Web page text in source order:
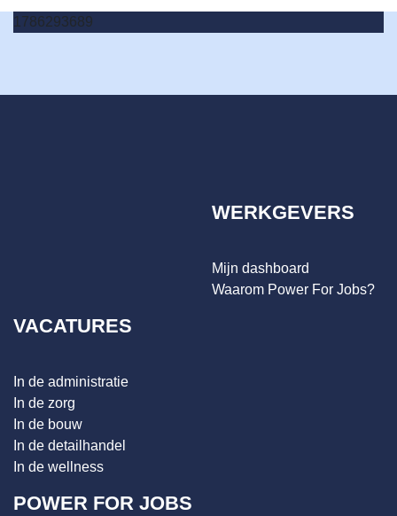
1786293689
WERKGEVERS
Mijn dashboard
Waarom Power For Jobs?
VACATURES
In de administratie
In de zorg
In de bouw
In de detailhandel
In de wellness
POWER FOR JOBS